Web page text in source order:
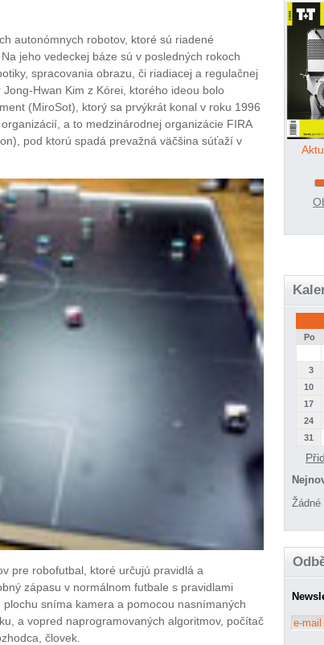
autonómnych robotov, ktoré sú riadené
jeho vedeckej báze sú v posledných rokoch
spracovania obrazu, či riadiacej a regulačnej
Hwan Kim z Kórei, ktorého ideou bolo
(MiroSot), ktorý sa prvýkrát konal v roku 1996
a to medzinárodnej organizácie FIRA
pod ktorú spadá prevažná väčšina súťaží v
pre robofutbal, ktoré určujú pravidlá a
zápasu v normálnom futbale s pravidlami
sníma kamera a pomocou nasnímaných
a vopred naprogramovaných algoritmov, počítač
človek.
Po
3
10
17
24
31